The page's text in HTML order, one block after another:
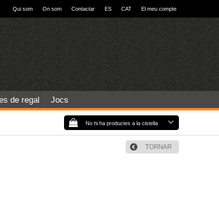
Qui som On som Contactar ES CAT El meu compte
de regal Jocs
No hi ha productes a la cistella
TORNAR